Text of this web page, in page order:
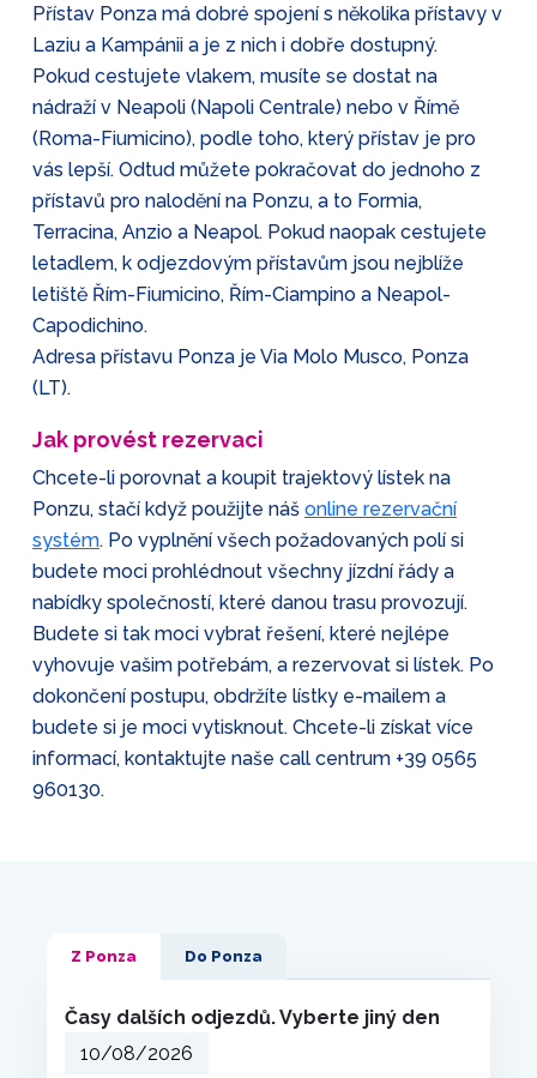
Přístav Ponza má dobré spojení s několika přístavy v
Laziu a Kampánii a je z nich i dobře dostupný.
Pokud cestujete vlakem, musíte se dostat na
nádraží v Neapoli (Napoli Centrale) nebo v Římě
(Roma-Fiumicino), podle toho, který přístav je pro
vás lepší. Odtud můžete pokračovat do jednoho z
přístavů pro nalodění na Ponzu, a to Formia,
Terracina, Anzio a Neapol. Pokud naopak cestujete
letadlem, k odjezdovým přístavům jsou nejblíže
letiště Řím-Fiumicino, Řím-Ciampino a Neapol-
Capodichino.
Adresa přístavu Ponza je Via Molo Musco, Ponza
(LT).
Jak provést rezervaci
Chcete-li porovnat a koupit trajektový lístek na
Ponzu, stačí když použijte náš online rezervační
systém. Po vyplnění všech požadovaných polí si
budete moci prohlédnout všechny jízdní řády a
nabídky společností, které danou trasu provozují.
Budete si tak moci vybrat řešení, které nejlépe
vyhovuje vašim potřebám, a rezervovat si lístek. Po
dokončení postupu, obdržíte lístky e-mailem a
budete si je moci vytisknout. Chcete-li získat více
informací, kontaktujte naše call centrum +39 0565
960130.
Z Ponza Do Ponza
Časy dalších odjezdů. Vyberte jiný den